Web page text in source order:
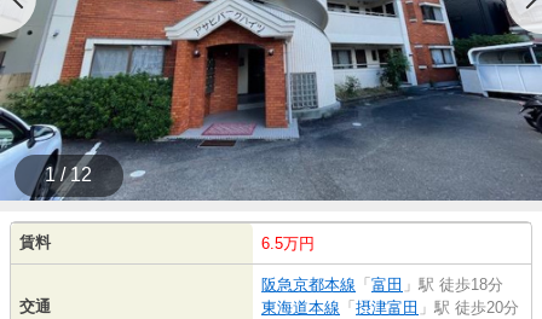
1 / 12
賃料 6.5万円
交通
阪急京都本線 「 富田 」駅 徒歩18分
東海道本線 「 摂津富田 」駅 徒歩20分